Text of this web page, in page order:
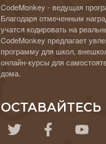
CodeMonkey - ведущая
Благодаря отмеченным
учатся кодировать на
CodeMonkey предлагает
программу для школ,
онлайн-курсы для
дома.
ОСТАВАЙТЕСЬ